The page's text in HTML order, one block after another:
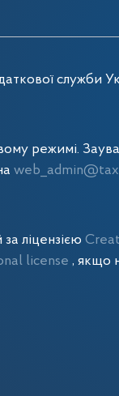
служби
режимі.
ліцензією
license, якщо